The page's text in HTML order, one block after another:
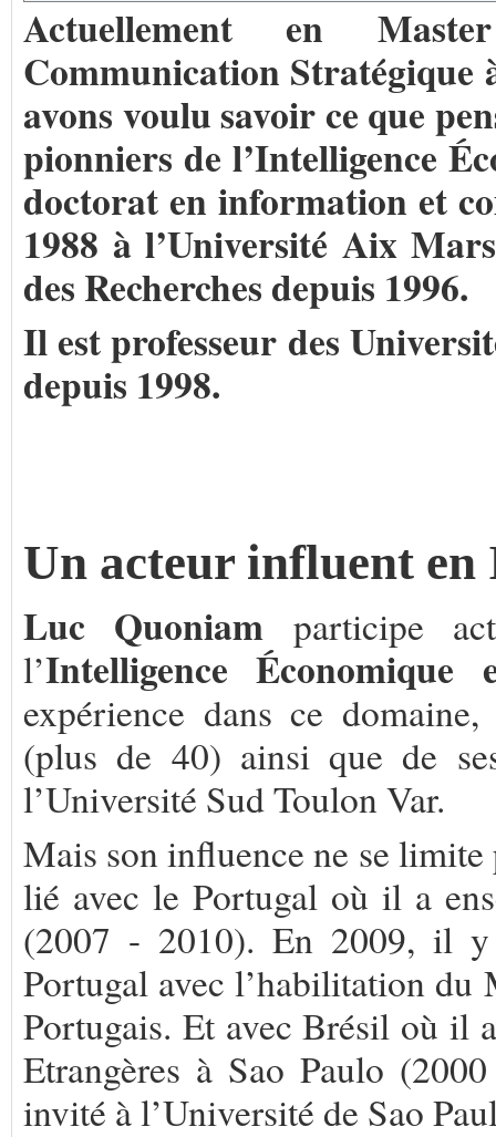
Actuellement en
Communication Stratégique
avons voulu savoir ce que
pionniers de l’Intelligence
doctorat en information et
1988 à l’Université Aix
des Recherches depuis 1996.
Il est professeur des
depuis 1998.
Un acteur influent en
Luc Quoniam participe
l’Intelligence Économique
expérience dans ce
(plus de 40) ainsi que de
l’Université Sud Toulon Var.
Mais son influence ne se limite
lié avec le Portugal où il a
(2007 - 2010). En 2009, il
Portugal avec l’habilitation du
Portugais. Et avec Brésil où il
Etrangères à Sao Paulo
invité à l’Université de Sao